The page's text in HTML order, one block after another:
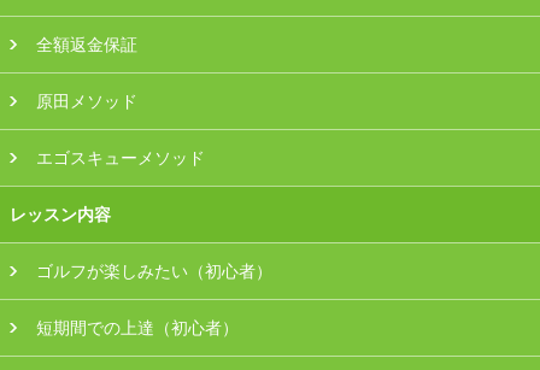
全額返金保証
原田メソッド
エゴスキューメソッド
レッスン内容
ゴルフが楽しみたい（初心者）
短期間での上達（初心者）